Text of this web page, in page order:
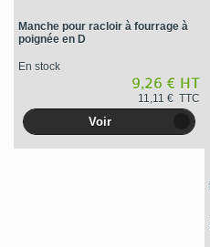
Manche pour racloir à fourrage à
poignée en D
En stock
9,26 € HT
11,11 € TTC
Voir